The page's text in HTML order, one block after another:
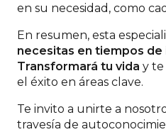
en su necesidad, como
En resumen, esta
necesitas en tiempos
Transformará tu vida y te
el éxito en áreas clave.
Te invito a unirte a
travesía de